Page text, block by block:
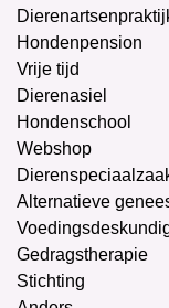
Hondenpension
Vrije tijd
Dierenasiel
Hondenschool
Webshop
Alternatieve
Gedragstherapie
Stichting